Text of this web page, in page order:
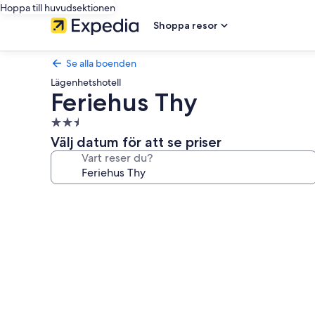
Hoppa till huvudsektionen
Shoppa resor
Se alla boenden
Lägenhetshotell
Feriehus Thy
2.5-
stjärnigt
boende
Välj datum för att se priser
Vart reser du?